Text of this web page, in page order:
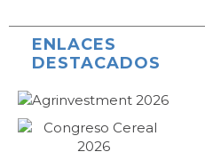
ENLACES
DESTACADOS